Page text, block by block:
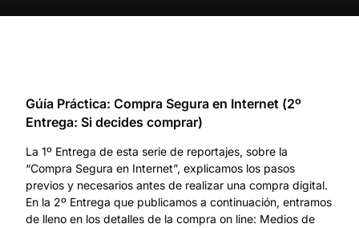
Gúía Práctica: Compra Segura en Internet (2º
Entrega: Si decides comprar)
La 1º Entrega de esta serie de reportajes, sobre la
“Compra Segura en Internet”, explicamos los pasos
previos y necesarios antes de realizar una compra digital.
En la 2º Entrega que publicamos a continuación, entramos
de lleno en los detalles de la compra on line: Medios de